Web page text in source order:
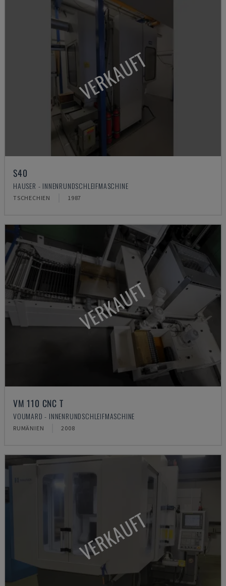
VERKAUFT
S40
HAUSER - INNENRUNDSCHLEIFMASCHINE
TSCHECHIEN 1987
VERKAUFT
VM 110 CNC T
VOUMARD - INNENRUNDSCHLEIFMASCHINE
RUMÄNIEN 2008
VERKAUFT